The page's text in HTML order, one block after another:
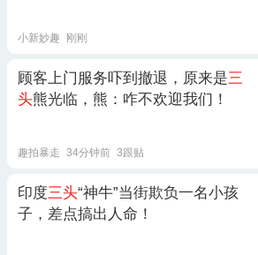
小新妙趣 刚刚
顾客上门服务吓到撤退，原来是三
头熊光临，熊：咋不欢迎我们！
趣拍暴走 34分钟前 3跟贴
印度三头“神牛”当街欺负一名小孩
子，差点搞出人命！